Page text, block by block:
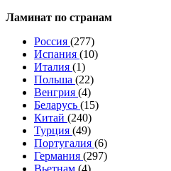
Ламинат по странам
Россия (277)
Испания (10)
Италия (1)
Польша (22)
Венгрия (4)
Беларусь (15)
Китай (240)
Турция (49)
Португалия (6)
Германия (297)
Вьетнам (4)